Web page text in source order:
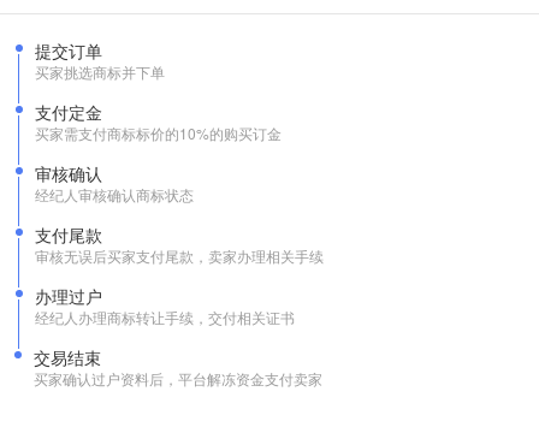
提交订单
买家挑选商标并下单
支付定金
买家需支付商标标价的10%的购买订金
审核确认
经纪人审核确认商标状态
支付尾款
审核无误后买家支付尾款，卖家办理相关手续
办理过户
经纪人办理商标转让手续，交付相关证书
交易结束
买家确认过户资料后，平台解冻资金支付卖家